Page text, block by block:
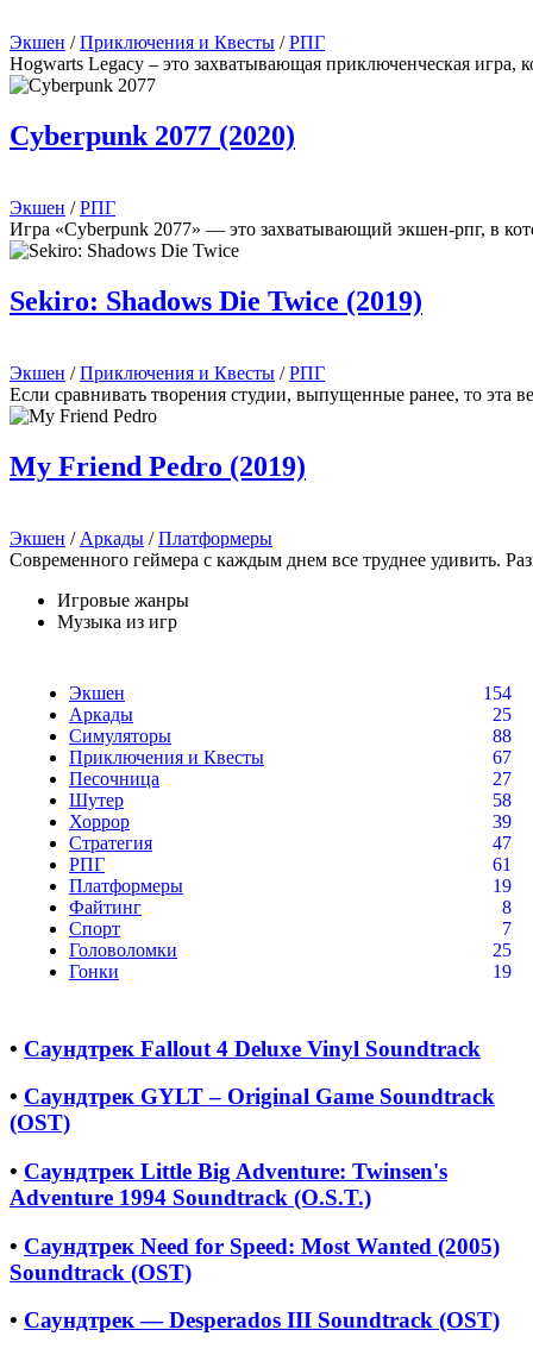
Экшен /Приключения и Квесты /РПГ
Hogwarts Legacy – это захватывающая приключенческая игра,
Cyberpunk 2077 (2020)
Экшен /РПГ
Игра «Cyberpunk 2077» — это захватывающий экшен-рпг, в
Sekiro: Shadows Die Twice (2019)
Экшен /Приключения и Квесты /РПГ
Если сравнивать творения студии, выпущенные ранее, то эта
My Friend Pedro (2019)
Экшен / Аркады /Платформеры
Современного геймера с каждым днем все труднее удивить.
Игровые жанры
Музыка из игр
Экшен
154
Аркады
25
Симуляторы
88
Приключения и Квесты
67
Песочница
27
Шутер
58
Хоррор
39
Стратегия
47
РПГ
61
Платформеры
19
Файтинг
8
Спорт
7
Головоломки
25
Гонки
19
• Саундтрек Fallout 4 Deluxe Vinyl Soundtrack
• Саундтрек GYLT – Original Game Soundtrack
(OST)
• Саундтрек Little Big Adventure: Twinsen's
Adventure 1994 Soundtrack (O.S.T.)
• Саундтрек Need for Speed: Most Wanted (2005)
Soundtrack (OST)
• Саундтрек — Desperados III Soundtrack (OST)